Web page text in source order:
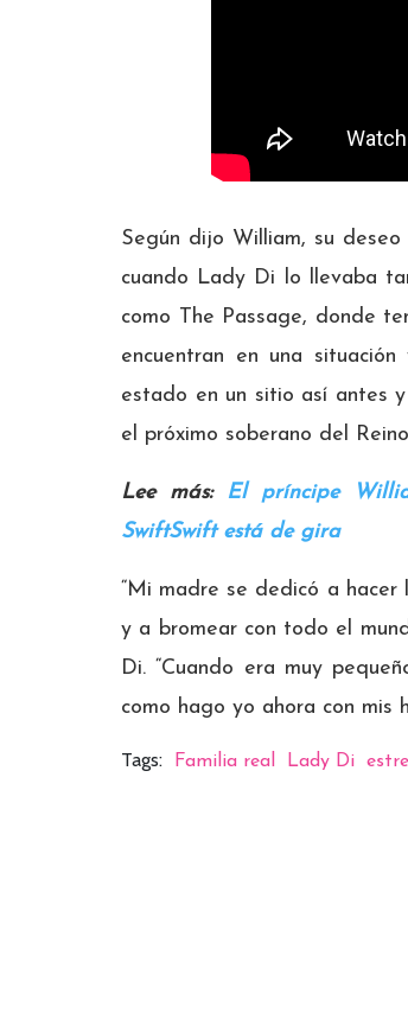
Según dijo William, su
cuando Lady Di lo llevaba
como The Passage, donde
encuentran en una
estado en un sitio así antes
el próximo soberano del
Lee más: El príncipe
SwiftSwift está de gira
“Mi madre se dedicó a
y a bromear con todo el
Di. “Cuando era muy
como hago yo ahora con mis
Tags: Familia real Lady Di